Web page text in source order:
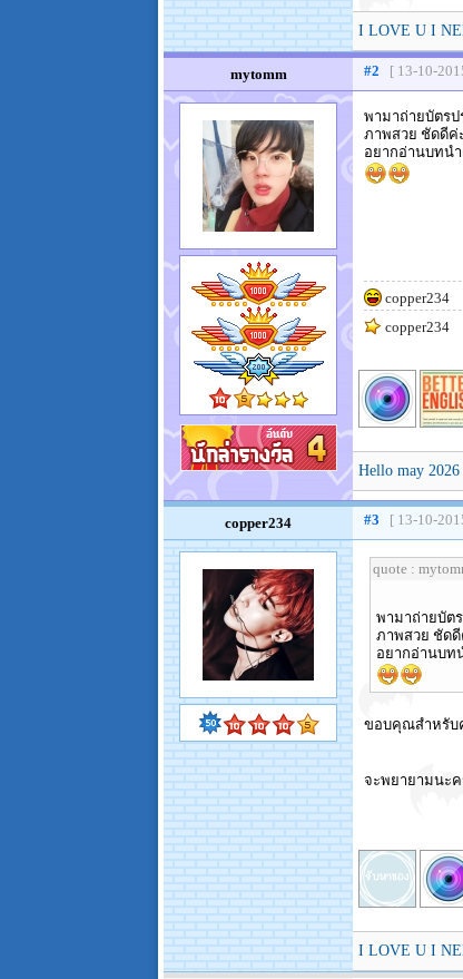
I LOVE U I
mytomm #2 [ 13-10-
พามาถ่ายบัตร
ภาพสวย ชัดดีค่
อยากอ่านบทนำ
copper234
copper234
Hello may 2026
copper234 #3 [ 13-10-
quote :
พามาถ่ายบัต
ภาพสวย ชัดดี
อยากอ่านบท
ขอบคุณสำหรับ
จะพยายามนะค
I LOVE U I